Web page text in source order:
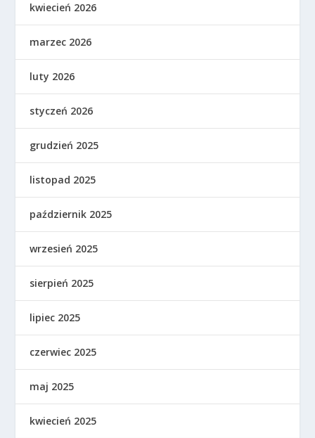
kwiecień 2026
marzec 2026
luty 2026
styczeń 2026
grudzień 2025
listopad 2025
październik 2025
wrzesień 2025
sierpień 2025
lipiec 2025
czerwiec 2025
maj 2025
kwiecień 2025